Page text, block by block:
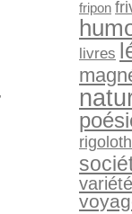
fripon
livres